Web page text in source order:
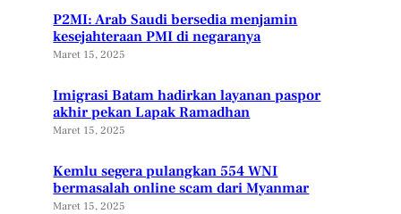
P2MI: Arab Saudi bersedia menjamin
kesejahteraan PMI di negaranya
Maret 15, 2025
Imigrasi Batam hadirkan layanan paspor
akhir pekan Lapak Ramadhan
Maret 15, 2025
Kemlu segera pulangkan 554 WNI
bermasalah online scam dari Myanmar
Maret 15, 2025